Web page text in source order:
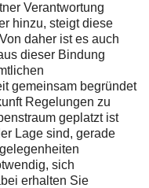
Verantwortung
hinzu, steigt diese
daher ist es auch
dieser Bindung
gemeinsam begründet
Regelungen zu
geplatzt ist
Lage sind, gerade
sich
erhalten Sie